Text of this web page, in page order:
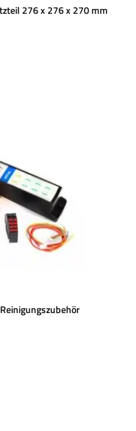
276 x 276 x 270 mm